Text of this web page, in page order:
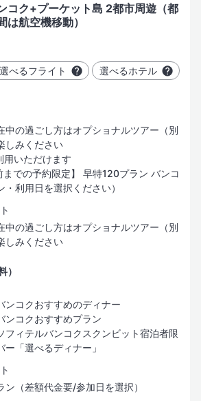
コク+プーケット島 2都市周遊（都
は航空機移動）
選べるフライト 選べるホテル
中の過ごし方はオプショナルツアー（別
しみください
用いただけます
までの予約限定】 早特120プラン バンコ
・利用日を選択ください）
中の過ごし方はオプショナルツアー（別
しみください
）
ンコクおすすめのディナー
ンコクおすすめプラン
フィテルバンコクスクンビット宿泊者限
「選べるディナー」
ン（差額代金要/参加日を選択）